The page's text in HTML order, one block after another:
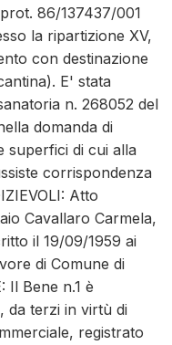
86/137437/001
la ripartizione XV,
con destinazione
E' stata
n. 268052 del
domanda di
di cui alla
corrispondenza
Atto
Cavallaro Carmela,
il 19/09/1959 ai
di Comune di
Il Bene n.1 è
da terzi in virtù di
registrato